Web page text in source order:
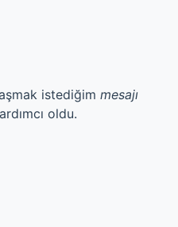
istediğim mesajı
oldu.